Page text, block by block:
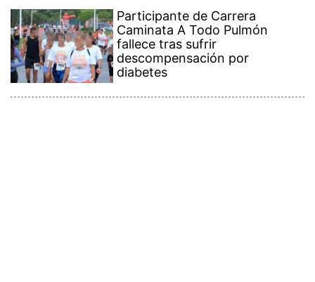
Participante de Carrera
Caminata A Todo Pulmón
fallece tras sufrir
descompensación por
diabetes